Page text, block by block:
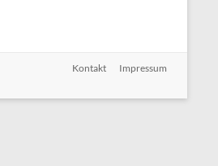
Kontakt Impressum